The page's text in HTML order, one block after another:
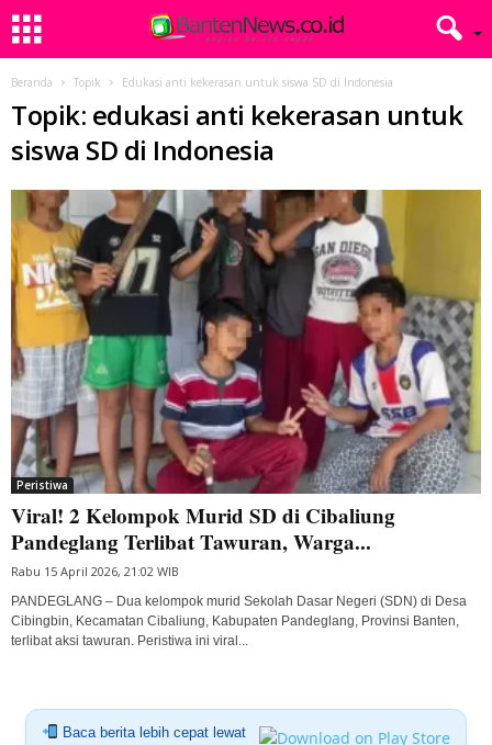
Beranda Topik Edukasi anti kekerasan untuk siswa SD di Indonesia
Topik: edukasi anti kekerasan untuk
siswa SD di Indonesia
Peristiwa
Viral! 2 Kelompok Murid SD di Cibaliung
Pandeglang Terlibat Tawuran, Warga...
Rabu 15 April 2026, 21:02 WIB
PANDEGLANG – Dua kelompok murid Sekolah Dasar Negeri (SDN) di Desa
Cibingbin, Kecamatan Cibaliung, Kabupaten Pandeglang, Provinsi Banten,
terlibat aksi tawuran. Peristiwa ini viral...
Baca berita lebih cepat lewat